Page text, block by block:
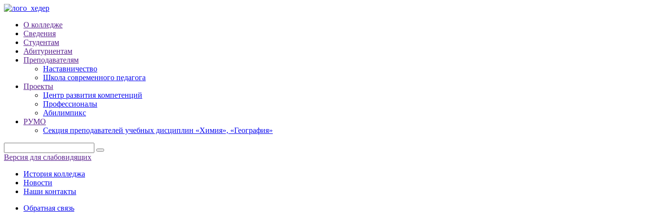
О колледже
Сведения
Студентам
Абитуриентам
Преподавателям
Наставничество
Школа современного педагога
Проекты
Центр развития компетенций
Профессионалы
Абилимпикс
РУМО
Секция преподавателей учебных дисциплин «Химия», «География»
Версия для слабовидящих
История колледжа
Новости
Наши контакты
Обратная связь